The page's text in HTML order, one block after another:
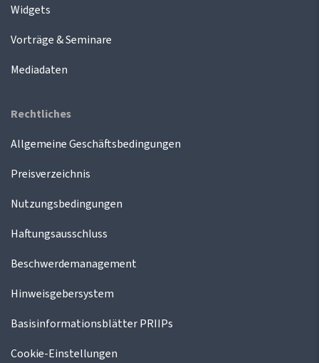
Widgets
Vorträge & Seminare
Mediadaten
Rechtliches
Allgemeine Geschäftsbedingungen
Preisverzeichnis
Nutzungsbedingungen
Haftungsausschluss
Beschwerdemanagement
Hinweisgebersystem
Basisinformationsblätter PRIIPs
Cookie-Einstellungen